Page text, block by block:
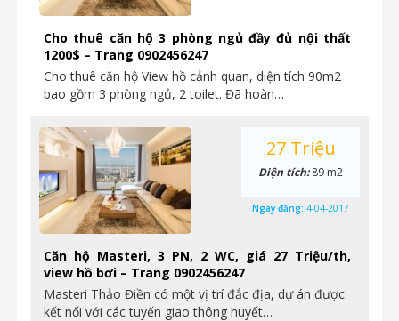
Cho thuê căn hộ 3 phòng ngủ đầy đủ nội thất
1200$ – Trang 0902456247
Cho thuê căn hộ View hồ cảnh quan, diện tích 90m2
bao gồm 3 phòng ngủ, 2 toilet. Đã hoàn…
Căn hộ Masteri, 3 PN, 2 WC, giá 27 Triệu/th,
view hồ bơi – Trang 0902456247
Masteri Thảo Điền có một vị trí đắc địa, dự án được
kết nối với các tuyến giao thông huyết…
27 Triệu
Diện tích:89 m2
Ngày đăng: 4-04-2017